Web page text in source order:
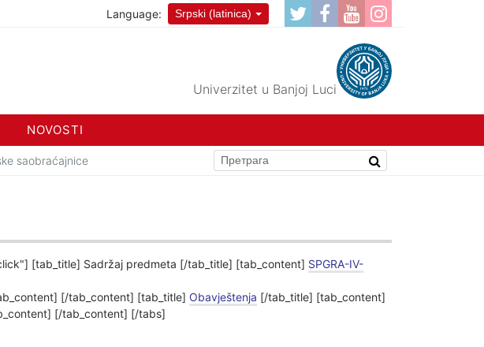
Language: Srpski (latinica)
Univerzitet u Banjoj Luci
NOVOSTI
saobraćajnice
[tab_title] Sadržaj predmeta [/tab_title] [tab_content] SPGRA-IV-
[/tab_content] [tab_title] Obavještenja [/tab_title] [tab_content]
[/tab_content] [/tabs]